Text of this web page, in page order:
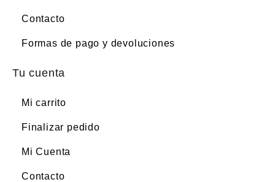
Contacto
Formas de pago y devoluciones
Tu cuenta
Mi carrito
Finalizar pedido
Mi Cuenta
Contacto